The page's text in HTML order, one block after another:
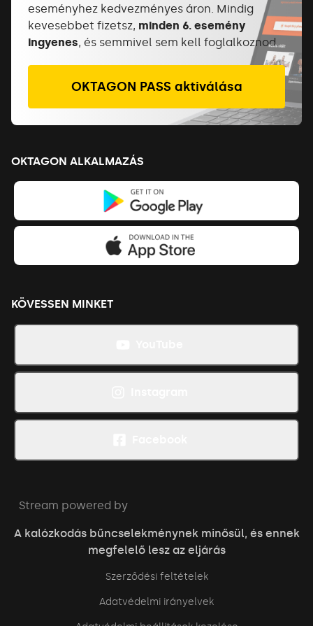
eseményhez kedvezményes áron. Mindig
kevesebbet fizetsz, minden 6. esemény
ingyenes, és semmivel sem kell foglalkoznod.
OKTAGON PASS aktiválása
OKTAGON ALKALMAZÁS
KÖVESSEN MINKET
A kalózkodás bűncselekménynek minősül, és ennek
megfelelő lesz az eljárás
Stream powered by
Szerződési feltételek
Adatvédelmi irányelvek